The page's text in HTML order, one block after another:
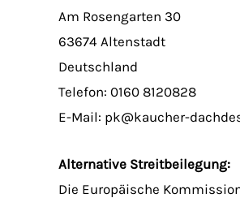
Am Rosengarten 30
63674 Altenstadt
Deutschland
Telefon: 0160 8120828
E-Mail: pk@kaucher-
Alternative Streitbeilegung:
Die Europäische